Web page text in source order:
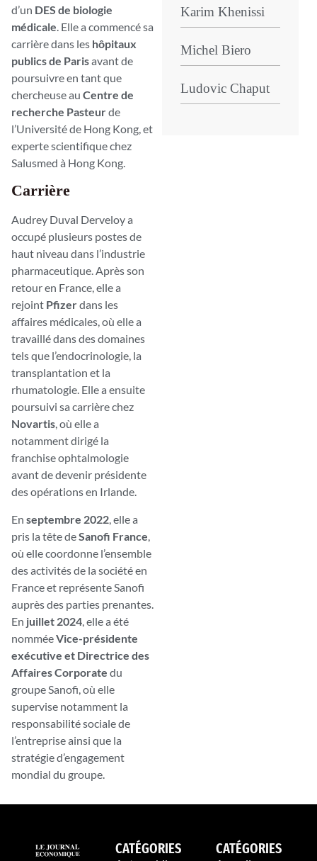
d’un DES de biologie
médicale. Elle a commencé sa
carrière dans les hôpitaux
publics de Parisavant de
poursuivre en tant que
chercheuse au Centre de
recherche Pasteurde
l’Université de Hong Kong, et
experte scientifique chez
Salusmed à Hong Kong.
Carrière
Audrey Duval Derveloy a
occupé plusieurs postes de
haut niveau dans l’industrie
pharmaceutique. Après son
retour en France, elle a
rejoint Pfizerdans les
affaires médicales, où elle a
travaillé dans des domaines
tels que l’endocrinologie, la
transplantation et la
rhumatologie. Elle a ensuite
poursuivi sa carrière chez
Novartis, où elle a
notamment dirigé la
franchise ophtalmologie
avant de devenir présidente
des opérations en Irlande.
En septembre 2022 , elle a
pris la tête deSanofi France
où elle coordonne l’ensemble
des activités de la société en
France et représente Sanofi
auprès des parties prenantes.
En juillet 2024 , elle a été
nomméeVice-présidente
exécutive et Directrice des
Affaires Corporate du
groupe Sanofi, où elle
supervise notamment la
responsabilité sociale de
l’entreprise ainsi que la
stratégie d’engagement
mondial du groupe.
Karim Khenissi
Michel Biero
Ludovic Chaput
CATÉGORIES CATÉGORIES